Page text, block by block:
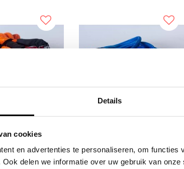
Details
cookies
en advertenties te personaliseren, om functies
delen we informatie over uw gebruik van
11000KG 30%
rek